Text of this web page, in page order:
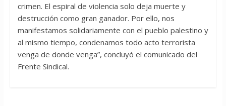
crimen. El espiral de violencia solo deja muerte y
destrucción como gran ganador. Por ello, nos
manifestamos solidariamente con el pueblo palestino y
al mismo tiempo, condenamos todo acto terrorista
venga de donde venga”, concluyó el comunicado del
Frente Sindical.